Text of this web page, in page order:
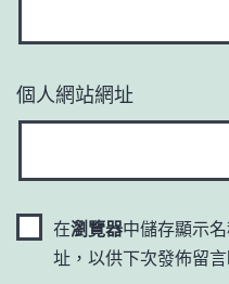
個人網站網址
在瀏覽器中儲存顯示
址，以供下次發佈留言